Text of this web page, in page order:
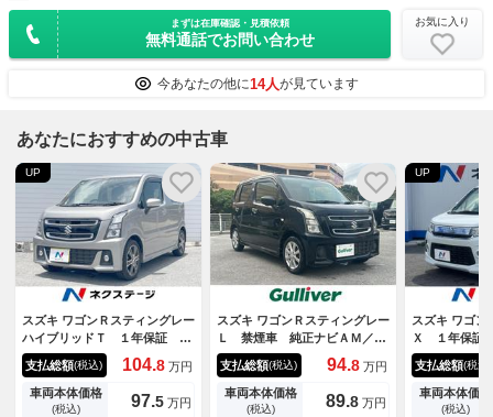
まずは在庫確認・見積依頼
無料通話でお問い合わせ
お気に入り
今あなたの他に14人が見ています
あなたにおすすめの中古車
UP
スズキ ワゴンＲスティングレー
ハイブリッドＴ １年保証 Ｓ
Ｄナビ バックカメラ 衝突被
害軽減システム シートヒータ
ー ドラレコ スマートキー
ＬＥＤヘッド ＥＴＣ クルコ
支払総額(税込) 104.8 万円
車両本体価格
(税込) 97.5 万円
スズキ ワゴンＲスティングレー
Ｌ 禁煙車 純正ナビＡＭ／Ｆ
Ｍ／ＣＤ／ＤＶＤ／ＢＴ フル
セグＴＶ 全方位カメラ バッ
クカメラ シートヒーター プ
ッシュスタート スマートキ
支払総額(税込) 94.8 万円
車両本体価格
(税込) 89.8 万円
UP
スズキ ワゴン
Ｘ １年保証
システム 禁
ター スマー
ッド ＥＴＣ
アルミ オー
支払総額(税込)
車両本体価格
(税込)